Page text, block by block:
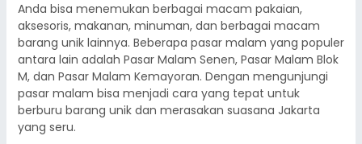
Anda bisa menemukan berbagai macam pakaian,
aksesoris, makanan, minuman, dan berbagai macam
barang unik lainnya. Beberapa pasar malam yang populer
antara lain adalah Pasar Malam Senen, Pasar Malam Blok
M, dan Pasar Malam Kemayoran. Dengan mengunjungi
pasar malam bisa menjadi cara yang tepat untuk
berburu barang unik dan merasakan suasana Jakarta
yang seru.